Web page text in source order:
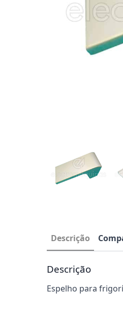
Descrição
Descrição
Espelho para